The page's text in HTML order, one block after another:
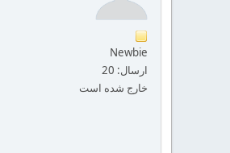
Newbie
ارسال: 20
خارج شده است